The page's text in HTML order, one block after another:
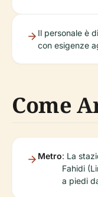
Il personale è
con esigenze
Come
Metro: La
Fahidi
a piedi